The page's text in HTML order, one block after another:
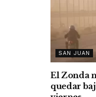
SAN JUAN
El Zonda
quedar